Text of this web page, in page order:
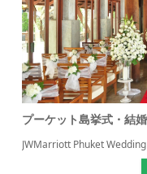
プーケット島挙式・
JWMarriott Phuket Wedding